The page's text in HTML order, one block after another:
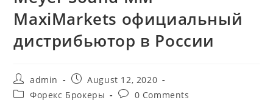
MaxiMarkets официальный
дистрибьютор в России
admin
August 12, 2020
Форекс Брокеры
0 Comments